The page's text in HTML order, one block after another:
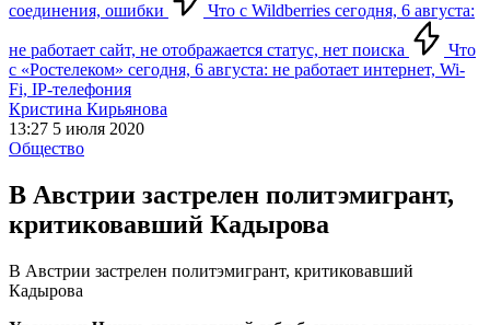
соединения, ошибки Что с Wildberries сегодня, 6 августа:
не работает сайт, не отображается статус, нет поиска
Что
с «Ростелеком» сегодня, 6 августа: не работает интернет, Wi-
Fi, IP-телефония
Кристина Кирьянова
13:27 5 июля 2020
Общество
В Австрии застрелен политэмигрант,
критиковавший Кадырова
В Австрии застрелен политэмигрант, критиковавший
Кадырова